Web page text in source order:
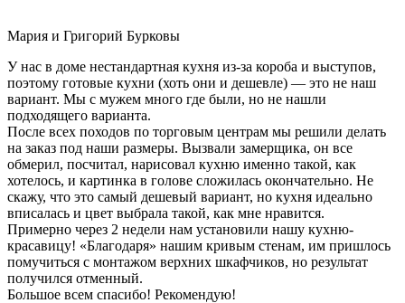
Мария и Григорий Бурковы
У нас в доме нестандартная кухня из-за короба и выступов,
поэтому готовые кухни (хоть они и дешевле) — это не наш
вариант. Мы с мужем много где были, но не нашли
подходящего варианта.
После всех походов по торговым центрам мы решили делать
на заказ под наши размеры. Вызвали замерщика, он все
обмерил, посчитал, нарисовал кухню именно такой, как
хотелось, и картинка в голове сложилась окончательно. Не
скажу, что это самый дешевый вариант, но кухня идеально
вписалась и цвет выбрала такой, как мне нравится.
Примерно через 2 недели нам установили нашу кухню-
красавицу! «Благодаря» нашим кривым стенам, им пришлось
помучиться с монтажом верхних шкафчиков, но результат
получился отменный.
Большое всем спасибо! Рекомендую!